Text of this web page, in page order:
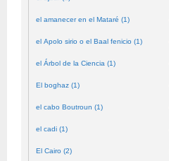
el amanecer en el Mataré (1)
el Apolo sirio o el Baal fenicio (1)
el Árbol de la Ciencia (1)
El boghaz (1)
el cabo Boutroun (1)
el cadi (1)
El Cairo (2)